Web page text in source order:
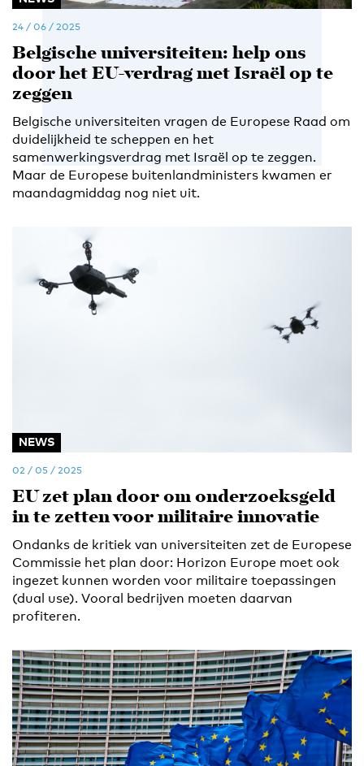
24 / 06 / 2025
Belgische universiteiten: help ons
door het EU-verdrag met Israël op te
zeggen
Belgische universiteiten vragen de Europese Raad om
duidelijkheid te scheppen en het
samenwerkingsverdrag met Israël op te zeggen.
Maar de Europese buitenlandministers kwamen er
maandagmiddag nog niet uit.
NEWS
02 / 05 / 2025
EU zet plan door om onderzoeksgeld
in te zetten voor militaire innovatie
Ondanks de kritiek van universiteiten zet de Europese
Commissie het plan door: Horizon Europe moet ook
ingezet kunnen worden voor militaire toepassingen
(dual use). Vooral bedrijven moeten daarvan
profiteren.